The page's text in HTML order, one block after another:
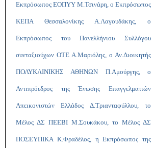
Εκπρόσωπος ΕΟΠΥΥ Μ.Τσινάρη, ο Εκπρόσωπος
ΚΕΠΑ Θεσσαλονίκης Α.Λαγουδάκης, ο
Εκπρόσωπος του Πανελλήνιου Συλλόγου
συνταξιούχων ΟΤΕ Α.Μαριόλης, ο Αν.Διοικητής
ΠΟΛΥΚΛΙΝΙΚΗΣ ΑΘΗΝΩΝ Π.Αμούργης, ο
Αντιπρόεδρος της Ένωσης Επαγγελματιών
Απεικονιστών Ελλάδος Δ.Τριανταφύλλου, το
Μέλος ΔΣ ΠΕΕΒΙ Μ.Σουκάκου, το Μέλος ΔΣ
ΠΟΣΕΥΠΙΚΑ Κ.Φραδέλος, η Εκπρόσωπος της